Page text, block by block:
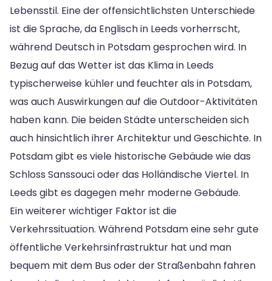
Lebensstil. Eine der offensichtlichsten Unterschiede
ist die Sprache, da Englisch in Leeds vorherrscht,
während Deutsch in Potsdam gesprochen wird. In
Bezug auf das Wetter ist das Klima in Leeds
typischerweise kühler und feuchter als in Potsdam,
was auch Auswirkungen auf die Outdoor-Aktivitäten
haben kann. Die beiden Städte unterscheiden sich
auch hinsichtlich ihrer Architektur und Geschichte. In
Potsdam gibt es viele historische Gebäude wie das
Schloss Sanssouci oder das Holländische Viertel. In
Leeds gibt es dagegen mehr moderne Gebäude.
Ein weiterer wichtiger Faktor ist die
Verkehrssituation. Während Potsdam eine sehr gute
öffentliche Verkehrsinfrastruktur hat und man
bequem mit dem Bus oder der Straßenbahn fahren